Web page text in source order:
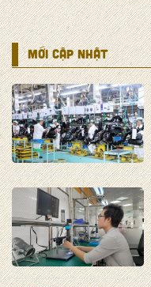
MỚI CẬP NHẬT